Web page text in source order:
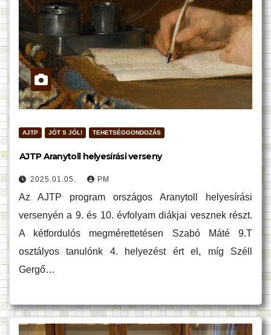
AJTP JÓT S JÓL! TEHETSÉGGONDOZÁS
AJTP Aranytoll helyesírási verseny
2025.01.05. PM
Az AJTP program országos Aranytoll helyesírási
versenyén a 9. és 10. évfolyam diákjai vesznek részt.
A kétfordulós megmérettetésen Szabó Máté 9.T
osztályos tanulónk 4. helyezést ért el, míg Széll
Gergő…